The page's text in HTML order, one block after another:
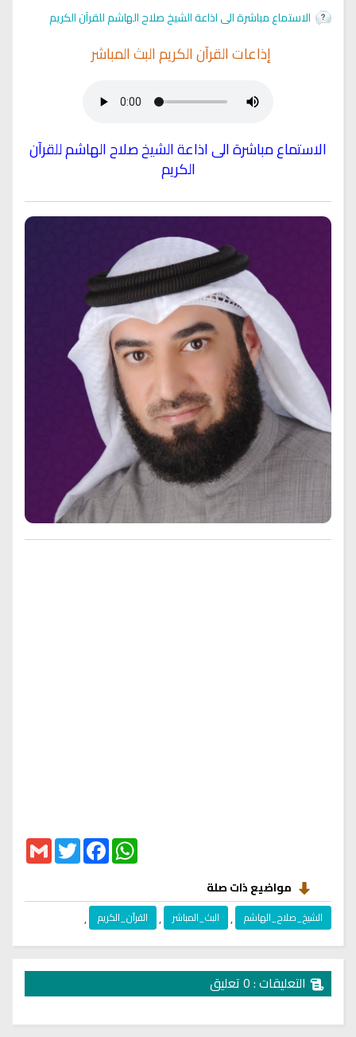
الاستماع مباشرة الى اذاعة الشيخ صلاح الهاشم للقرآن الكريم
إذاعات القرآن الكريم البث المباشر
الاستماع مباشرة الى اذاعة الشيخصلاح الهاشم للقرآن
الكريم
GmailTwitter
FacebookWhatsApp
مواضيع ذات صلة
الشيخ_صلاح_الهاشم , البث_المباشر , القرآن_الكريم ,
التعليقات : 0 تعليق